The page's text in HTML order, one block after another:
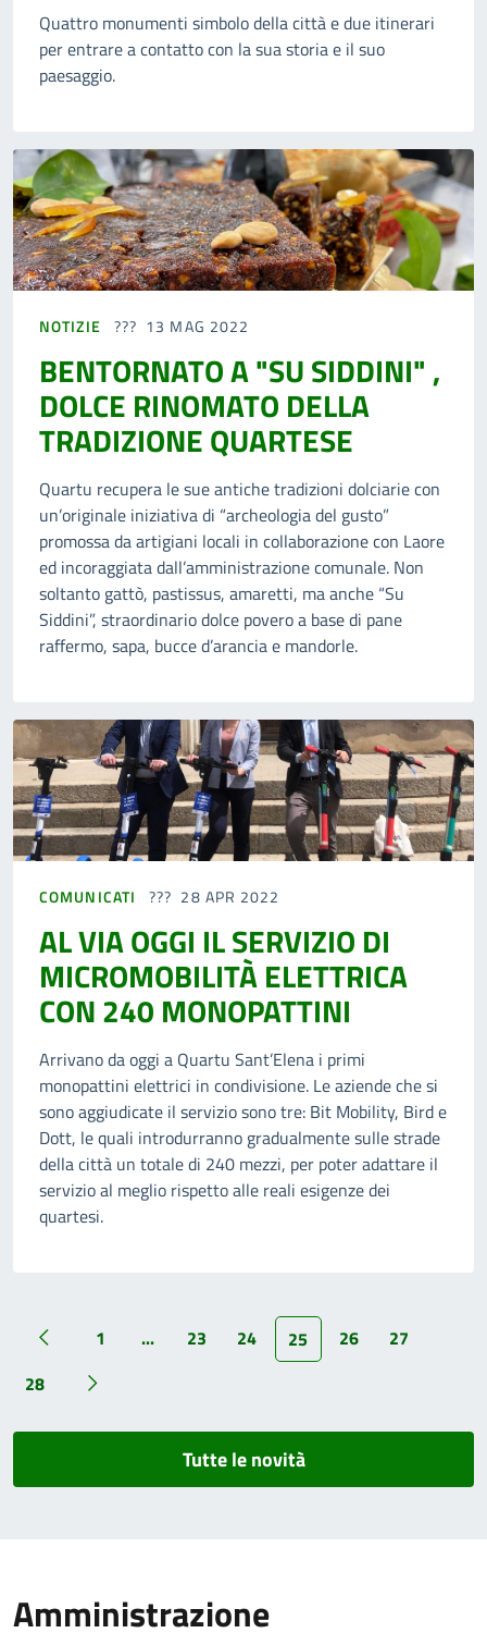
Quattro monumenti simbolo della città e due itinerari
per entrare a contatto con la sua storia e il suo
paesaggio.
NOTIZIE 13 MAG 2022
BENTORNATO A "SU SIDDINI" ,
DOLCE RINOMATO DELLA
TRADIZIONE QUARTESE
Quartu recupera le sue antiche tradizioni dolciarie con
un’originale iniziativa di “archeologia del gusto”
promossa da artigiani locali in collaborazione con Laore
ed incoraggiata dall’amministrazione comunale. Non
soltanto gattò, pastissus, amaretti, ma anche “Su
Siddini”, straordinario dolce povero a base di pane
raffermo, sapa, bucce d’arancia e mandorle.
COMUNICATI 28 APR 2022
AL VIA OGGI IL SERVIZIO DI
MICROMOBILITÀ ELETTRICA
CON 240 MONOPATTINI
Arrivano da oggi a Quartu Sant’Elena i primi
monopattini elettrici in condivisione. Le aziende che si
sono aggiudicate il servizio sono tre: Bit Mobility, Bird e
Dott, le quali introdurranno gradualmente sulle strade
della città un totale di 240 mezzi, per poter adattare il
servizio al meglio rispetto alle reali esigenze dei
quartesi.
1 ... 23 24 25 26
27
28
Tutte le novità
Amministrazione